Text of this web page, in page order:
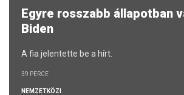
Egyre rosszabb állapotban
Biden
A fia jelentette be a hírt.
39 PERCE
NEMZETKÖZI